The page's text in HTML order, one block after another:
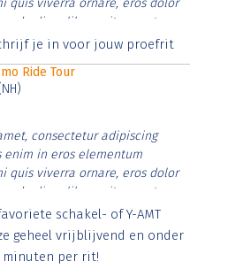
quis viverra ornare, eros dolor
diam libero vitae erat.
justo cursus id rutrum lorem
je in voor jouw proefrit
Ride Tour
consectetur adipiscing
enim in eros elementum
quis viverra ornare, eros dolor
diam libero vitae erat.
justo cursus id rutrum lorem
risus tristique posuere.
schakel- of Y-AMT
geheel vrijblijvend en onder
minuten per rit!